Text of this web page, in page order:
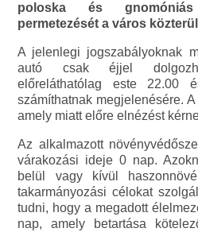
poloska és
permetezését a város
A jelenlegi jogszabályoknak
autó csak éjjel
előreláthatólag este 22.00
számíthatnak megjelenésére.
amely miatt előre elnézést
Az alkalmazott
várakozási ideje 0 nap.
belül vagy kívül
takarmányozási célokat
tudni, hogy a megadott
nap, amely betartása